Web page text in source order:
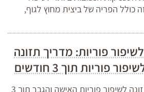
כולל הפריה של ביצית מחוץ לגוף,
פוריות: מדריך תזונה
פוריות תוך 3 חודשים
מדריך תזונה לשיפור פוריות האישה והגבר תוך 3